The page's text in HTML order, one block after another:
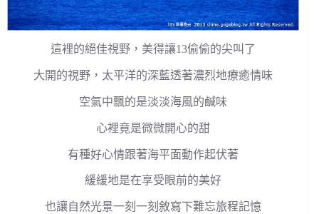
這裡的絕佳視野，美得讓13偷偷的尖叫了
大開的視野，太平洋的深藍透著濃烈地療癒情味
空氣中飄的是淡淡海風的鹹味
心裡竟是微微開心的甜
有種好心情跟著海平面動作起伏著
緩緩地是在享受眼前的美好
也讓自然光景一刻一刻敘寫下難忘旅程記憶